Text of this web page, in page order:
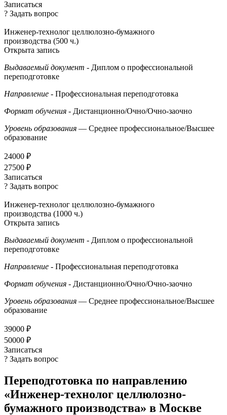
Записаться
? Задать вопрос
Инженер-технолог целлюлозно-бумажного
производства (500 ч.)
Открыта запись
Выдаваемый документ - Диплом о профессиональной
переподготовке
Направление - Профессиональная переподготовка
Формат обучения - Дистанционно/Очно/Очно-заочно
Уровень образования — Среднее профессиональное/Высшее
образование
24000 ₽
27500 ₽
Записаться
? Задать вопрос
Инженер-технолог целлюлозно-бумажного
производства (1000 ч.)
Открыта запись
Выдаваемый документ - Диплом о профессиональной
переподготовке
Направление - Профессиональная переподготовка
Формат обучения - Дистанционно/Очно/Очно-заочно
Уровень образования — Среднее профессиональное/Высшее
образование
39000 ₽
50000 ₽
Записаться
? Задать вопрос
Переподготовка по направлению
«Инженер-технолог целлюлозно-
бумажного производства» в Москве